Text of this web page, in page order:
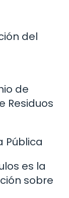
del
de
Residuos
Pública
es la
sobre